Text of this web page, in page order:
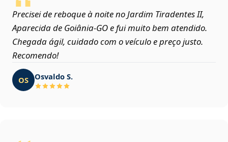
Precisei de reboque à noite no Jardim Tiradentes II,
Aparecida de Goiânia‑GO e fui muito bem atendido.
Chegada ágil, cuidado com o veículo e preço justo.
Recomendo!
OS Osvaldo S.